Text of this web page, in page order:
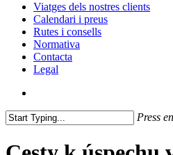
Viatges dels nostres clients
Calendari i preus
Rutes i consells
Normativa
Contacta
Legal
Press
Search